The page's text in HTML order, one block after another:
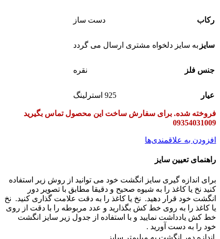
رکاب دست ساز
سایزبه سایز دلخواه مشتری ارسال می گردد
جنس فلز نقره
عیار 925 استرلینگ
شده. برای سفارش ساخت این محصول تماس بگیرید
به علاقمندی‌ها
تعیین سایز
اندازه گیری سایز انگشت خود می توانید از روش زیر استفاده
نخ یا کاغذ را به شیوه صحیح و دقیقا مطابق با تصویر دور
خود قرار دهید.نخ یا کاغذ را به دقت علامت گذاری کنید.نخ
کاغذ را به روی خط کش بگذارید و عدد مربوطه را با دقت از روی
کش یادداشت نمایید و با استفاده از جدول زیر سایز انگشت
را به دست آورید .
اندازه دور انگشت به میلیمتر سایز